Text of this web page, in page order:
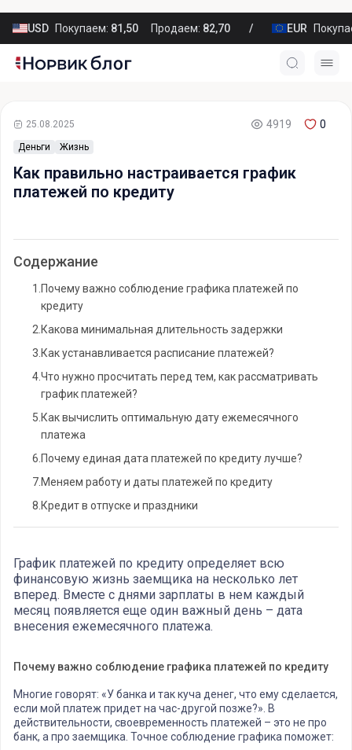
USD Покупаем: 81,50 Продаем: 82,70 EUR
Деньги Жизнь
25.08.2025 4919 0
Как правильно настраивается график
платежей по кредиту
Содержание
1. Почему важно соблюдение графика платежей по
кредиту
2. Какова минимальная длительность задержки
3. Как устанавливается расписание платежей?
4.Что нужно просчитать перед тем, как рассматривать
график платежей?
5. Как вычислить оптимальную дату ежемесячного
платежа
6. Почему единая дата платежей по кредиту лучше?
7. Меняем работу и даты платежей по кредиту
8. Кредит в отпуске и праздники
График платежей по кредиту определяет всю
финансовую жизнь заемщика на несколько лет
вперед. Вместе с днями зарплаты в нем каждый
месяц появляется еще один важный день – дата
внесения ежемесячного платежа.
Почему важно соблюдение графика платежей по кредиту
Многие говорят: «У банка и так куча денег, что ему сделается,
если мой платеж придет на час-другой позже?». В
действительности, своевременность платежей – это не про
банк, а про заемщика. Точное соблюдение графика поможет: